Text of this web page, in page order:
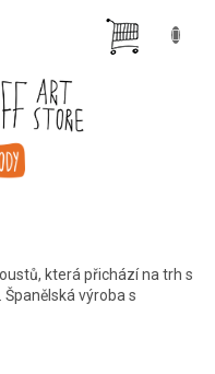
která přichází na trh s
výroba s